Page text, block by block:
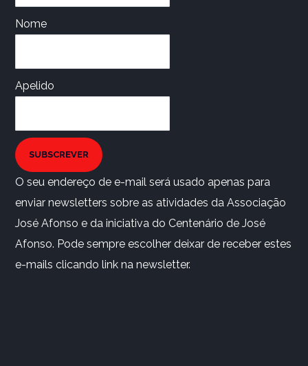
Nome
Apelido
SUBSCREVER
O seu endereço de e-mail será usado apenas para
enviar newsletters sobre as atividades da Associação
José Afonso e da iniciativa do Centenário de José
Afonso. Pode sempre escolher deixar de receber estes
e-mails clicando link na newsletter.